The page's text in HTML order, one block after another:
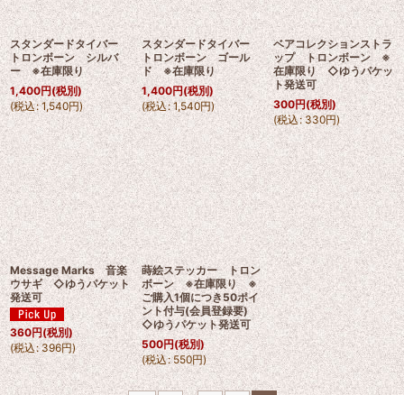
スタンダードタイバー
トロンボーン シルバ
ー ※在庫限り
1,400円(税別)
(税込: 1,540円)
スタンダードタイバー
トロンボーン ゴール
ド ※在庫限り
1,400円(税別)
(税込: 1,540円)
ベアコレクションストラ
ップ トロンボーン ※
在庫限り ◇ゆうパケッ
ト発送可
300円(税別)
(税込: 330円)
Message Marks 音楽
ウサギ ◇ゆうパケット
発送可
360円(税別)
(税込: 396円)
蒔絵ステッカー トロン
ボーン ※在庫限り ※
ご購入1個につき50ポイ
ント付与(会員登録要)
◇ゆうパケット発送可
500円(税別)
(税込: 550円)